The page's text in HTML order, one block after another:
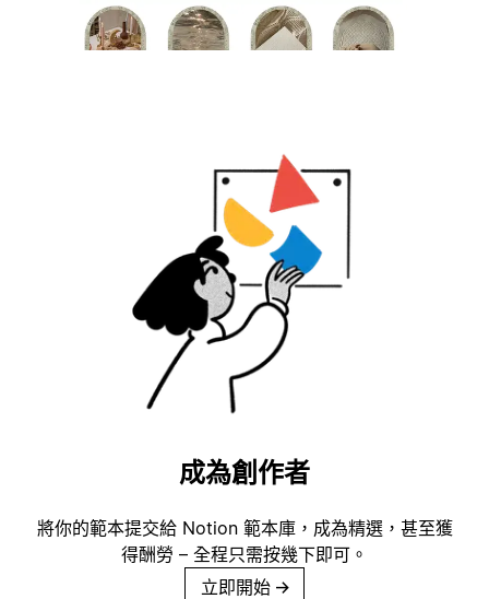
成為創作者
將你的範本提交給 Notion 範本庫，成為精選，甚至獲
得酬勞 – 全程只需按幾下即可。
立即開始 →